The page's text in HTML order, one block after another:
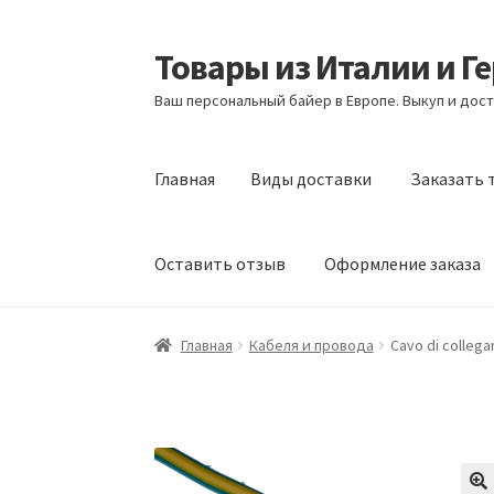
Перейти
к
навигации
Перейти
к
содержимому
Товары из Италии и
Ваш персональный байер в Европе. Выкуп и
Главная Виды доставки Заказать
Оставить отзыв Оформление заказа
Главная Виды доставки Заказать товары
Главная Кабеля и провода Cavo di